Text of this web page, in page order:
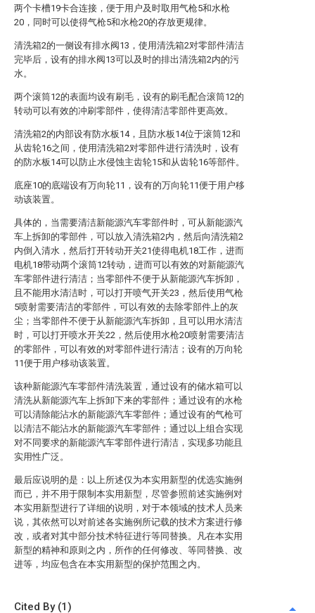
两个卡槽19卡合连接，便于用户及时取用气枪5和水枪
20，同时可以使得气枪5和水枪20的存放更规律。
清洗箱2的一侧设有排水阀13，使用清洗箱2对零部件清洁
完毕后，设有的排水阀13可以及时的排出清洗箱2内的污
水。
两个滚筒12的表面均设有刷毛，设有的刷毛配合滚筒12的
转动可以有效的冲刷零部件，使得清洁零部件更高效。
清洗箱2的内部设有防水板14，且防水板14位于滚筒12和
从齿轮16之间，使用清洗箱2对零部件进行清洗时，设有
的防水板14可以防止水侵蚀主齿轮15和从齿轮16等部件。
底座10的底端设有万向轮11，设有的万向轮11便于用户移
动该装置。
具体的，当需要清洁新能源汽车零部件时，可从新能源汽
车上拆卸的零部件，可以放入清洗箱2内，然后向清洗箱2
内倒入清水，然后打开转动开关21使得电机18工作，进而
电机18带动两个滚筒12转动，进而可以有效的对新能源汽
车零部件进行清洁；当零部件不便于从新能源汽车拆卸，
且不能用水清洁时，可以打开喷气开关23，然后使用气枪
5喷射需要清洁的零部件，可以有效的去除零部件上的灰
尘；当零部件不便于从新能源汽车拆卸，且可以用水清洁
时，可以打开喷水开关22，然后使用水枪20喷射需要清洁
的零部件，可以有效的对零部件进行清洁；设有的万向轮
11便于用户移动该装置。
该种新能源汽车零部件清洗装置，通过设有的储水箱可以
清洗从新能源汽车上拆卸下来的零部件；通过设有的水枪
可以清除能沾水的新能源汽车零部件；通过设有的气枪可
以清洁不能沾水的新能源汽车零部件；通过以上组合实现
对不同要求的新能源汽车零部件进行清洁，实现多功能且
实用性广泛。
最后应说明的是：以上所述仅为本实用新型的优选实施例
而已，并不用于限制本实用新型，尽管参照前述实施例对
本实用新型进行了详细的说明，对于本领域的技术人员来
说，其依然可以对前述各实施例所记载的技术方案进行修
改，或者对其中部分技术特征进行等同替换。凡在本实用
新型的精神和原则之内，所作的任何修改、等同替换、改
进等，均应包含在本实用新型的保护范围之内。
Cited By (1)